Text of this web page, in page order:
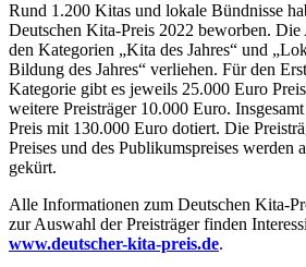
Rund 1.200 Kitas und lokale Bündnisse
Deutschen Kita-Preis 2022 beworben.
den Kategorien „Kita des Jahres“ und
Bildung des Jahres“ verliehen. Für den
Kategorie gibt es jeweils 25.000 Euro
weitere Preisträger 10.000 Euro.
Preis mit 130.000 Euro dotiert. Die
Preises und des Publikumspreises werden
gekürt.
Alle Informationen zum Deutschen Kita-
zur Auswahl der Preisträger finden
www.deutscher-kita-preis.de.